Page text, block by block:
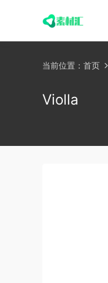
当前位置： 首页
Violla